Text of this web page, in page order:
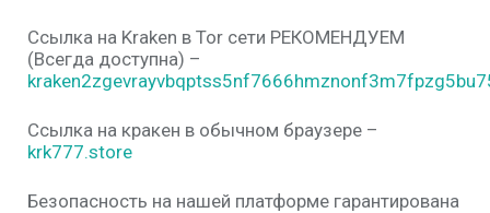
Ссылка на Kraken в Tor сети РЕКОМЕНДУЕМ
(Всегда доступна) –
Ссылка на кракен в обычном браузере –
krk777.store
Безопасность на нашей платформе гарантирована